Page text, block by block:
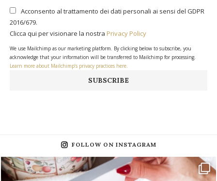
Acconsento al trattamento dei dati personali ai sensi del GDPR
2016/679.
Clicca qui per visionare la nostra Privacy Policy
We use Mailchimp as our marketing platform. By clicking below to subscribe, you
acknowledge that your information will be transferred to Mailchimp for processing.
Learn more about Mailchimp’s privacy practices here.
FOLLOW ON INSTAGRAM